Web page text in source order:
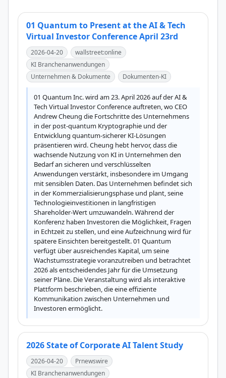
01 Quantum to Present at the AI & Tech
Virtual Investor Conference April 23rd
2026-04-20
wallstreet:online
KI Branchenanwendungen
Unternehmen & Dokumente
Dokumenten-KI
01 Quantum Inc. wird am 23. April 2026 auf der AI &
Tech Virtual Investor Conference auftreten, wo CEO
Andrew Cheung die Fortschritte des Unternehmens
in der post-quantum Kryptographie und der
Entwicklung quantum-sicherer KI-Lösungen
präsentieren wird. Cheung hebt hervor, dass die
wachsende Nutzung von KI in Unternehmen den
Bedarf an sicheren und verschlüsselten
Anwendungen verstärkt, insbesondere im Umgang
mit sensiblen Daten. Das Unternehmen befindet sich
in der Kommerzialisierungsphase und plant, seine
Technologieinvestitionen in langfristigen
Shareholder-Wert umzuwandeln. Während der
Konferenz haben Investoren die Möglichkeit, Fragen
in Echtzeit zu stellen, und eine Aufzeichnung wird für
spätere Einsichten bereitgestellt. 01 Quantum
verfügt über ausreichendes Kapital, um seine
Wachstumsstrategie voranzutreiben und betrachtet
2026 als entscheidendes Jahr für die Umsetzung
seiner Pläne. Die Veranstaltung wird als interaktive
Plattform beschrieben, die eine effiziente
Kommunikation zwischen Unternehmen und
Investoren ermöglicht.
2026 State of Corporate AI Talent Study
2026-04-20
Prnewswire
KI Branchenanwendungen